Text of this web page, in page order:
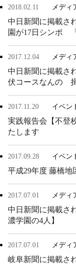
2018.02.11 メディ
中日新聞に掲載さ
園が17日シンポ
2017.12.04 メディ
中日新聞に掲載さ
伏コースなんの 揖
2017.11.20 イベン
実践報告会【不登
たします
2017.09.28 イベン
平成29年度 藤橋地
2017.07.01 メディ
中日新聞に掲載さ
濃学園の4人】
2017.07.01 メディ
岐阜新聞に掲載さ